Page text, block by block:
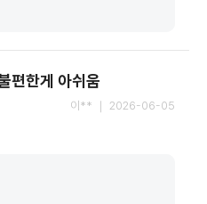
편한게 아쉬움
이** ｜ 2026-06-05